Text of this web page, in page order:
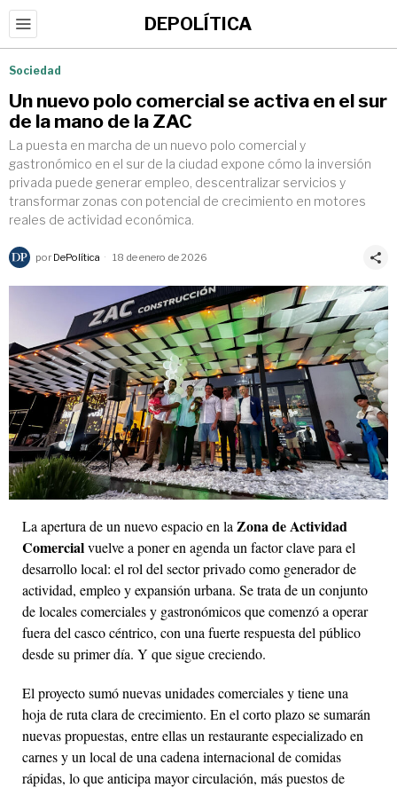
DEPOLÍTICA
Sociedad
Un nuevo polo comercial se activa en el sur
de la mano de la ZAC
La puesta en marcha de un nuevo polo comercial y
gastronómico en el sur de la ciudad expone cómo la inversión
privada puede generar empleo, descentralizar servicios y
transformar zonas con potencial de crecimiento en motores
reales de actividad económica.
por DePolítica 18 de enero de 2026
La apertura de un nuevo espacio en la Zona de Actividad
Comercialvuelve a poner en agenda un factor clave para el
desarrollo local: el rol del sector privado como generador de
actividad, empleo y expansión urbana. Se trata de un conjunto
de locales comerciales y gastronómicos que comenzó a operar
fuera del casco céntrico, con una fuerte respuesta del público
desde su primer día. Y que sigue creciendo.
El proyecto sumó nuevas unidades comerciales y tiene una
hoja de ruta clara de crecimiento. En el corto plazo se sumarán
nuevas propuestas, entre ellas un restaurante especializado en
carnes y un local de una cadena internacional de comidas
rápidas, lo que anticipa mayor circulación, más puestos de